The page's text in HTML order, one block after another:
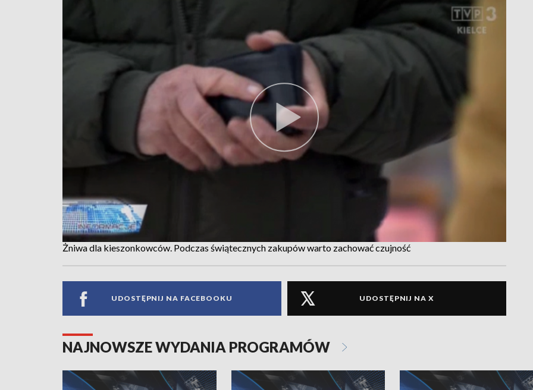
Żniwa dla kieszonkowców. Podczas świątecznych zakupów warto zachować czujność
UDOSTĘPNIJ NA FACEBOOKU UDOSTĘPNIJ NA X
NAJNOWSZE WYDANIA PROGRAMÓW